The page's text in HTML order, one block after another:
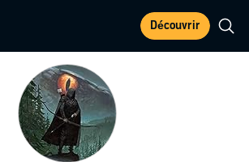
Découvrir